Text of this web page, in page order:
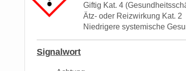
Giftig Kat. 4
Ätz- oder Reizwirkung Kat. 2
Niedrigere systemische
Signalwort